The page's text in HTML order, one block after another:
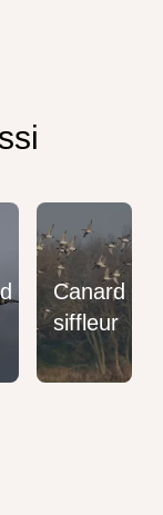
Canard
siffleur